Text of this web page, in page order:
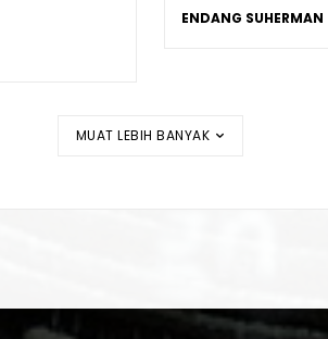
ENDANG SUHERMAN
MUAT LEBIH BANYAK